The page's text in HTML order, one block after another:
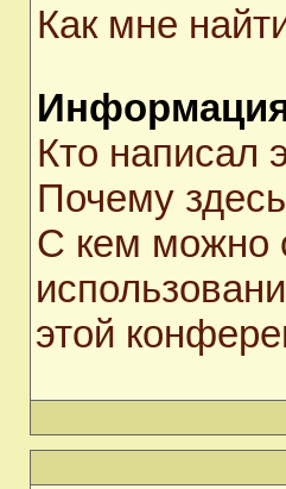
Как мне
Кто написал
Почему
С кем можно
этой